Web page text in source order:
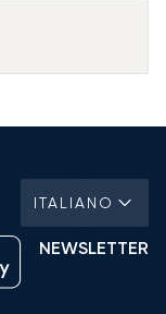
ITALIANO
NEWSLETTER